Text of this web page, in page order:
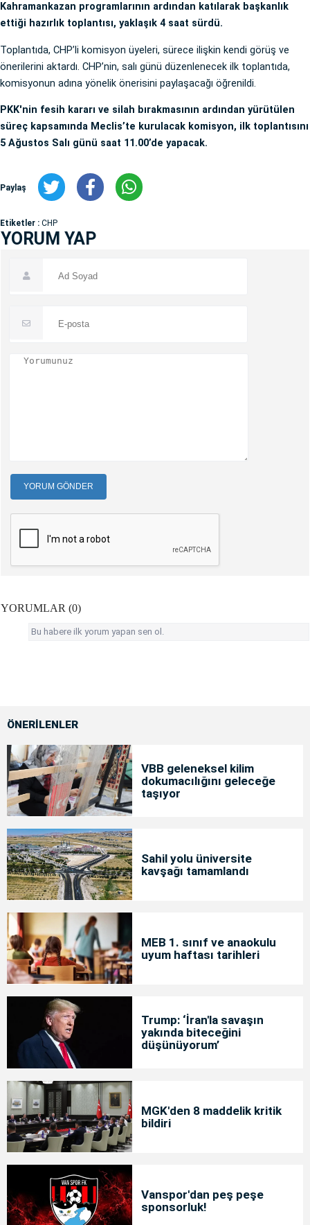
Kahramankazan programlarının ardından katılarak başkanlık
ettiği hazırlık toplantısı, yaklaşık 4 saat sürdü.
Toplantıda, CHP’li komisyon üyeleri, sürece ilişkin kendi görüş ve
önerilerini aktardı. CHP’nin, salı günü düzenlenecek ilk toplantıda,
komisyonun adına yönelik önerisini paylaşacağı öğrenildi.
PKK'nin fesih kararı ve silah bırakmasının ardından yürütülen
süreç kapsamında Meclis’te kurulacak komisyon, ilk toplantısını
5 Ağustos Salı günü saat 11.00’de yapacak.
Paylaş
Etiketler : CHP
YORUM YAP
YORUM GÖNDER
YORUMLAR (0)
Bu habere ilk yorum yapan sen ol.
ÖNERİLENLER
VBB geleneksel kilim
dokumacılığını geleceğe
taşıyor
Sahil yolu üniversite
kavşağı tamamlandı
MEB 1. sınıf ve anaokulu
uyum haftası tarihleri
Trump: ‘İran'la savaşın
yakında biteceğini
düşünüyorum’
MGK'den 8 maddelik kritik
bildiri
Vanspor'dan peş peşe
sponsorluk!